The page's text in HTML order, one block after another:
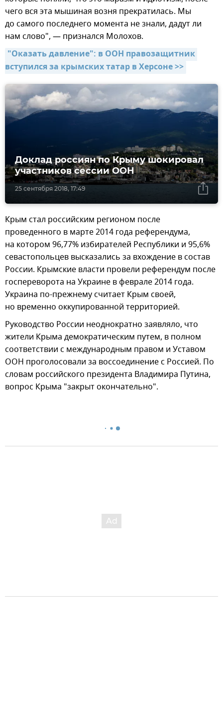
чего вся эта мышиная возня прекратилась. Мы
до самого последнего момента не знали, дадут ли
нам слово", — признался Молохов.
"Оказать давление": в ООН правозащитник
вступился за крымских татар в Херсоне >>
25 сентября 2018, 17:49
Доклад россиян по Крыму шокировал
участников сессии ООН
Крым стал российским регионом после
проведенного в марте 2014 года референдума,
на котором 96,77% избирателей Республики и 95,6%
севастопольцев высказались за вхождение в состав
России. Крымские власти провели референдум после
госпереворота на Украине в феврале 2014 года.
Украина по-прежнему считает Крым своей,
но временно оккупированной территорией.
Руководство России неоднократно заявляло, что
жители Крыма демократическим путем, в полном
соответствии с международным правом и Уставом
ООН проголосовали за воссоединение с Россией. По
словам российского президента Владимира Путина,
вопрос Крыма "закрыт окончательно".